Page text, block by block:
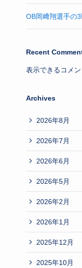
OB岡﨑翔選手の
Recent
表示できるコメン
Archives
2026年8月
2026年7月
2026年6月
2026年5月
2026年2月
2026年1月
2025年12月
2025年10月